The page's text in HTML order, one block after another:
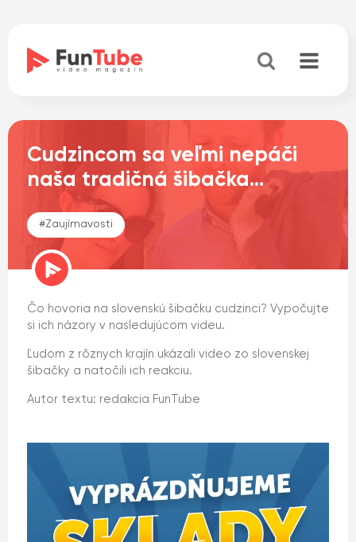
Cudzincom sa veľmi nepáči
naša tradičná šibačka…
#Zaujímavosti
Čo hovoria na slovenskú šibačku cudzinci? Vypočujte
si ich názory v nasledujúcom videu.
Ľudom z rôznych krajín ukázali video zo slovenskej
šibačky a natočili ich reakciu.
Autor textu: redakcia FunTube